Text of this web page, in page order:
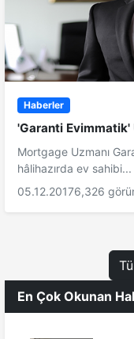
Haberler
'Garanti Evimmatik'
Mortgage Uzmanı
hâlihazırda ev sahibi...
05.12.20176,326
En Çok Okunan